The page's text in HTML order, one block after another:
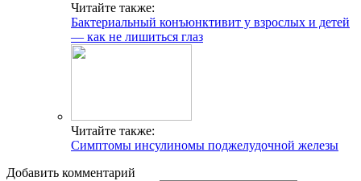
Читайте также:
Бактериальный конъюнктивит у взрослых и детей
— как не лишиться глаз
Читайте также:
Симптомы инсулиномы поджелудочной железы
Добавить комментарий